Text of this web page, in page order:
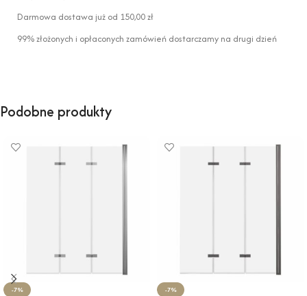
Darmowa dostawa już od 150,00 zł
99% złożonych i opłaconych zamówień dostarczamy na drugi dzień
Podobne produkty
-7% -7%